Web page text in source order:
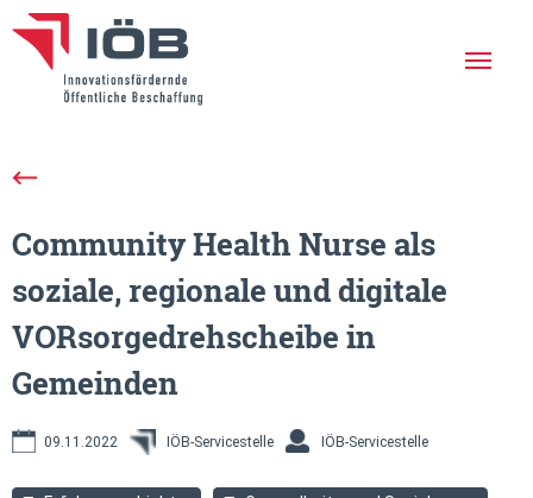
Erfolgreiche Projekte
Aktuelles
Netzwerk
Newsletter
Community Health Nurse als
soziale, regionale und digitale
VORsorgedrehscheibe in
Gemeinden
09.11.2022 IÖB-Servicestelle IÖB-Servicestelle